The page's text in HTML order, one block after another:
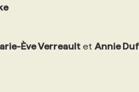
Ève Verreault et Annie